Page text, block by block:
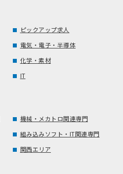
ピックアップ求人
電気・電子・半導体
化学・素材
IT
機械・メカトロ関連専門
組み込みソフト・IT関連専門
関西エリア